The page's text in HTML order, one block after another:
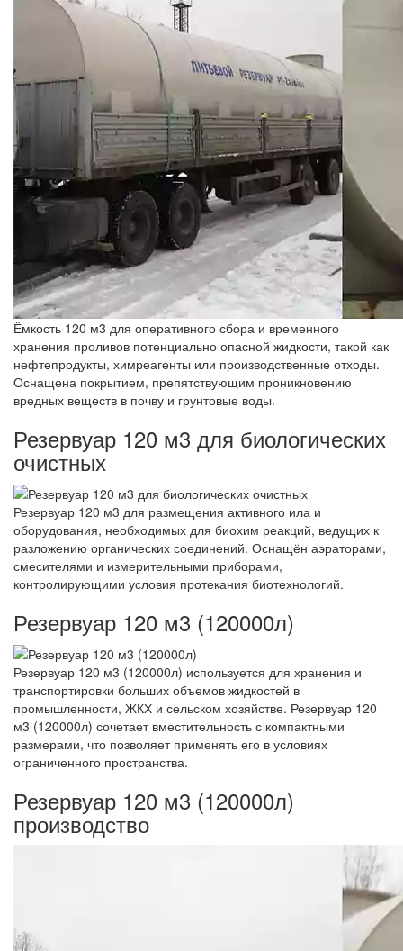
Ёмкость 120 м3 для оперативного сбора и временного
хранения проливов потенциально опасной жидкости, такой как
нефтепродукты, химреагенты или производственные отходы.
Оснащена покрытием, препятствующим проникновению
вредных веществ в почву и грунтовые воды.
Резервуар 120 м3 для биологических
очистных
Резервуар 120 м3 для размещения активного ила и
оборудования, необходимых для биохим реакций, ведущих к
разложению органических соединений. Оснащён аэраторами,
смесителями и измерительными приборами,
контролирующими условия протекания биотехнологий.
Резервуар 120 м3 (120000л)
Резервуар 120 м3 (120000л) используется для хранения и
транспортировки больших объемов жидкостей в
промышленности, ЖКХ и сельском хозяйстве. Резервуар 120
м3 (120000л) сочетает вместительность с компактными
размерами, что позволяет применять его в условиях
ограниченного пространства.
Резервуар 120 м3 (120000л)
производство